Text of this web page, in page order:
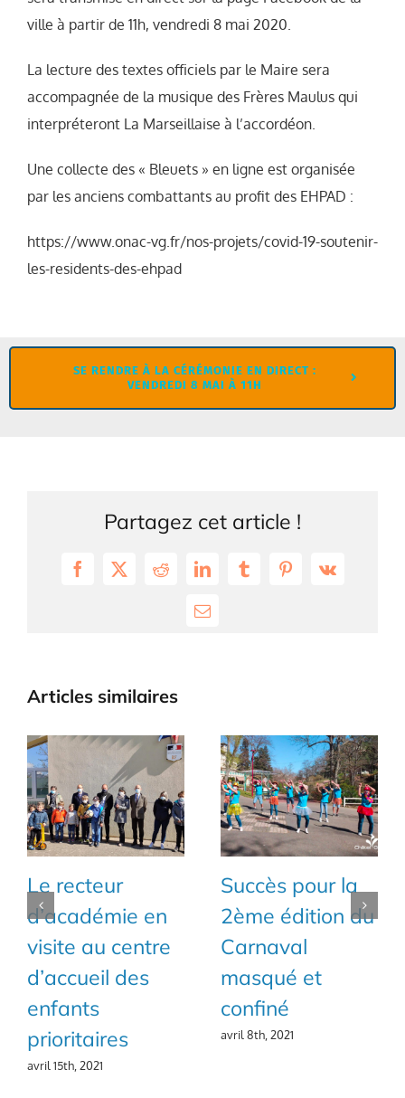
ville à partir de 11h, vendredi 8 mai 2020.
La lecture des textes officiels par le Maire sera
accompagnée de la musique des Frères Maulus qui
interpréteront La Marseillaise à l’accordéon.
Une collecte des « Bleuets » en ligne est organisée
par les anciens combattants au profit des EHPAD :
https://www.onac-vg.fr/nos-projets/covid-19-soutenir-
les-residents-des-ehpad
SE RENDRE À LA CÉRÉMONIE EN DIRECT :
VENDREDI 8 MAI À 11H
Partagez cet article !
Facebook
X RedditLinkedInTumblrPinterest
Vk
Email
Articles similaires
Le recteur
d’académie en
visite au centre
d’accueil des
enfants
prioritaires
avril 15th, 2021
Succès pour la
2ème édition du
Carnaval
masqué et
confiné
avril 8th, 2021